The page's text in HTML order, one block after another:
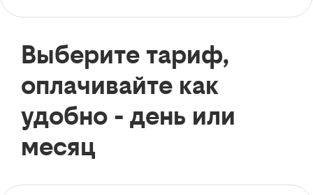
Выберите тариф,
оплачивайте как
удобно - день или
месяц